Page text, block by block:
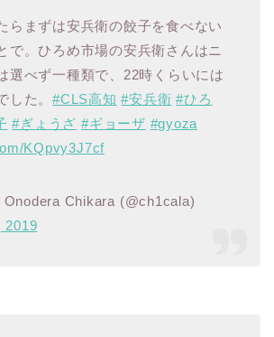
らまずは安兵衛の餃子を食べない
で。ひろめ市場の安兵衛さんはニ
選べず一種類で、22時くらいには
した。#CLS高知 #安兵衛 #ひろ
#ぎょうざ #ギョーザ #gyoza
KQpvy3J7cf
Chikara (@ch1cala)
2019